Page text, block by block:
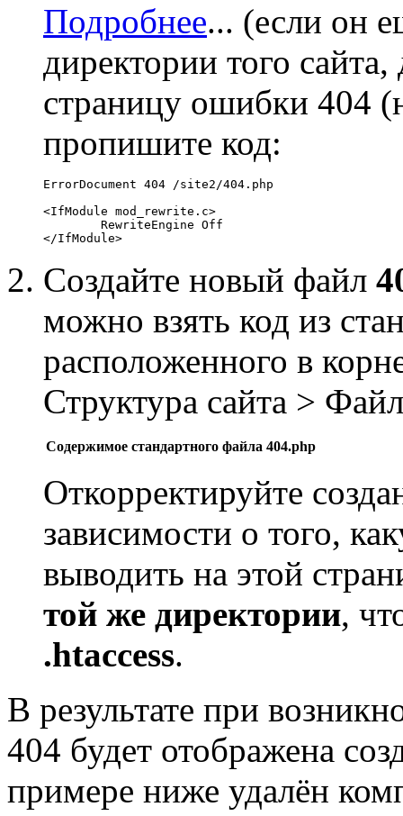
Подробнее... (если он
директории того сайта,
страницу ошибки 404
пропишите код:
ErrorDocument 404 /site2/404.php
<IfModule mod_rewrite.c>
Создайте новый файл
можно взять код из
расположенного в
Структура сайта >
Содержимое стандартного файла 404.php
Откорректируйте
зависимости о того,
выводить на этой
той же директории,
.htaccess.
В результате при
404 будет отображена
примере ниже удалён